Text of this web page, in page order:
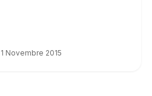
1 Novembre 2015